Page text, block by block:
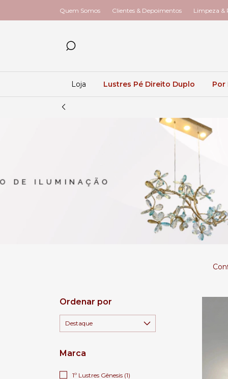
Quem Somos Clientes & Depoimentos Limpeza &
Loja Lustres Pé Direito Duplo Por
Ordenar por
Marca
1º Lustres Gênesis (1)